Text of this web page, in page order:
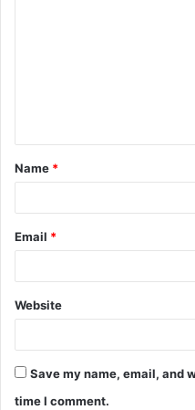
t
*
Name *
Email *
Website
Save my name, email, and
time I comment.